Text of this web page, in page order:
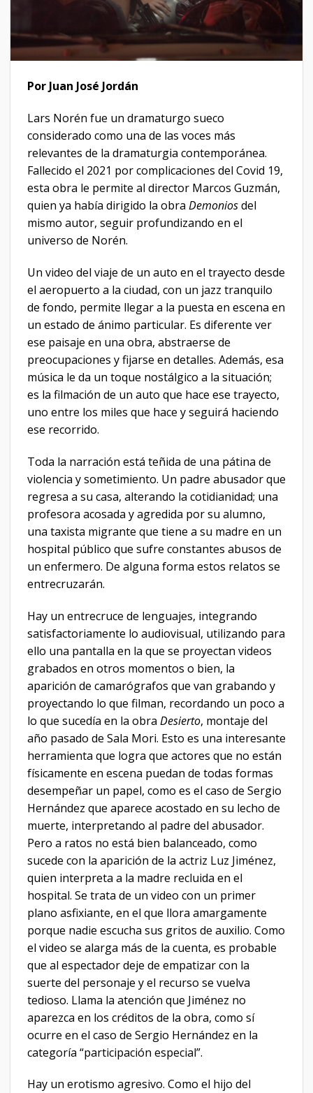
Por Juan José Jordán
Lars Norén fue un dramaturgo sueco
considerado como una de las voces más
relevantes de la dramaturgia contemporánea.
Fallecido el 2021 por complicaciones del Covid 19,
esta obra le permite al director Marcos Guzmán,
quien ya había dirigido la obra Demoniosdel
mismo autor, seguir profundizando en el
universo de Norén.
Un video del viaje de un auto en el trayecto desde
el aeropuerto a la ciudad, con un jazz tranquilo
de fondo, permite llegar a la puesta en escena en
un estado de ánimo particular. Es diferente ver
ese paisaje en una obra, abstraerse de
preocupaciones y fijarse en detalles. Además, esa
música le da un toque nostálgico a la situación;
es la filmación de un auto que hace ese trayecto,
uno entre los miles que hace y seguirá haciendo
ese recorrido.
Toda la narración está teñida de una pátina de
violencia y sometimiento. Un padre abusador que
regresa a su casa, alterando la cotidianidad; una
profesora acosada y agredida por su alumno,
una taxista migrante que tiene a su madre en un
hospital público que sufre constantes abusos de
un enfermero. De alguna forma estos relatos se
entrecruzarán.
Hay un entrecruce de lenguajes, integrando
satisfactoriamente lo audiovisual, utilizando para
ello una pantalla en la que se proyectan videos
grabados en otros momentos o bien, la
aparición de camarógrafos que van grabando y
proyectando lo que filman, recordando un poco a
lo que sucedía en la obra Desierto, montaje del
año pasado de Sala Mori. Esto es una interesante
herramienta que logra que actores que no están
físicamente en escena puedan de todas formas
desempeñar un papel, como es el caso de Sergio
Hernández que aparece acostado en su lecho de
muerte, interpretando al padre del abusador.
Pero a ratos no está bien balanceado, como
sucede con la aparición de la actriz Luz Jiménez,
quien interpreta a la madre recluida en el
hospital. Se trata de un video con un primer
plano asfixiante, en el que llora amargamente
porque nadie escucha sus gritos de auxilio. Como
el video se alarga más de la cuenta, es probable
que al espectador deje de empatizar con la
suerte del personaje y el recurso se vuelva
tedioso. Llama la atención que Jiménez no
aparezca en los créditos de la obra, como sí
ocurre en el caso de Sergio Hernández en la
categoría “participación especial”.
Hay un erotismo agresivo. Como el hijo del